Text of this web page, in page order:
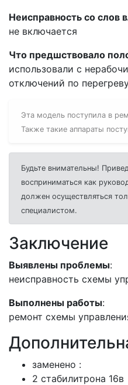
Неисправность со слов
не включается
Что предшствовало
использовали с
отключений по
Эта модель поступила в
Также такие аппараты
Будьте внимательны!
восприниматься как
должен осуществляться
специалистом.
Заключение
Выявлены проблемы:
неисправность схемы
Выполнены работы:
ремонт схемы
заменено :
2 стабилитрона 16в